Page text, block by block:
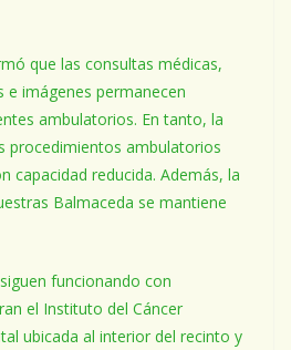
que las consultas médicas,
e imágenes permanecen
ambulatorios. En tanto, la
procedimientos ambulatorios
capacidad reducida. Además, la
Balmaceda se mantiene
funcionando con
el Instituto del Cáncer
ubicada al interior del recinto y